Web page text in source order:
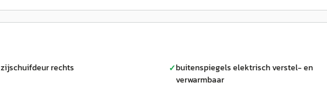
zijschuifdeur rechts ✓buitenspiegels elektrisch verstel- en
verwarmbaar